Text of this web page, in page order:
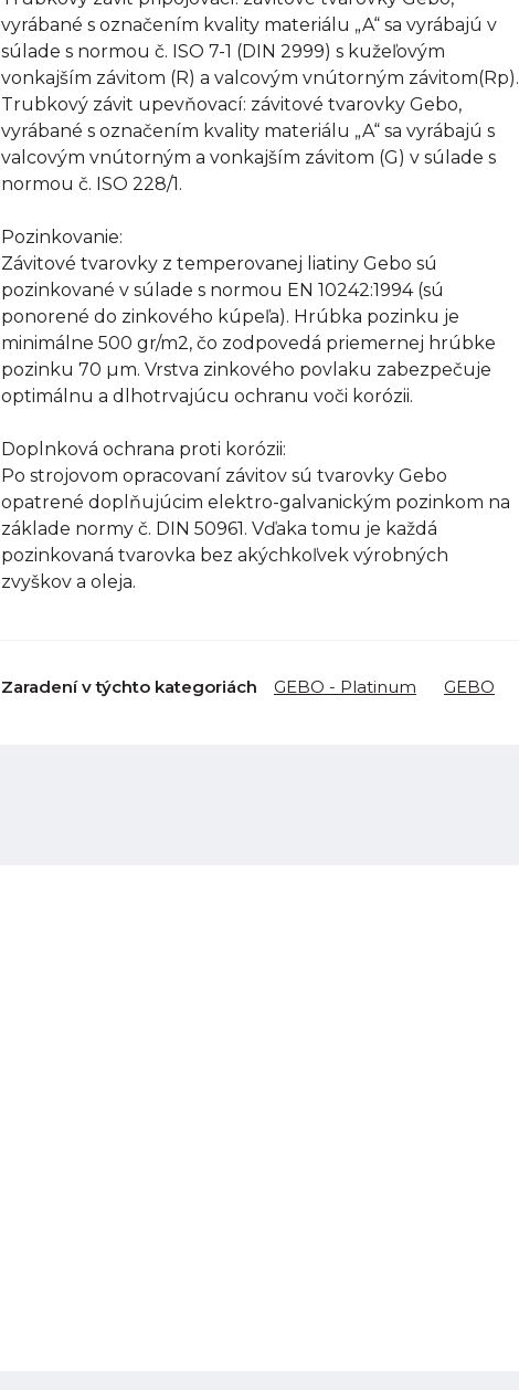
vyrábané s označením kvality materiálu „A“ sa vyrábajú v
súlade s normou č. ISO 7-1 (DIN 2999) s kužeľovým
vonkajším závitom (R) a valcovým vnútorným závitom(Rp).
Trubkový závit upevňovací: závitové tvarovky Gebo,
vyrábané s označením kvality materiálu „A“ sa vyrábajú s
valcovým vnútorným a vonkajším závitom (G) v súlade s
normou č. ISO 228/1.
Pozinkovanie:
Závitové tvarovky z temperovanej liatiny Gebo sú
pozinkované v súlade s normou EN 10242:1994 (sú
ponorené do zinkového kúpeľa). Hrúbka pozinku je
minimálne 500 gr/m2, čo zodpovedá priemernej hrúbke
pozinku 70 µm. Vrstva zinkového povlaku zabezpečuje
optimálnu a dlhotrvajúcu ochranu voči korózii.
Doplnková ochrana proti korózii:
Po strojovom opracovaní závitov sú tvarovky Gebo
opatrené doplňujúcim elektro-galvanickým pozinkom na
základe normy č. DIN 50961. Vďaka tomu je každá
pozinkovaná tvarovka bez akýchkoľvek výrobných
zvyškov a oleja.
Zaradení v týchto kategoriách GEBO - Platinum GEBO